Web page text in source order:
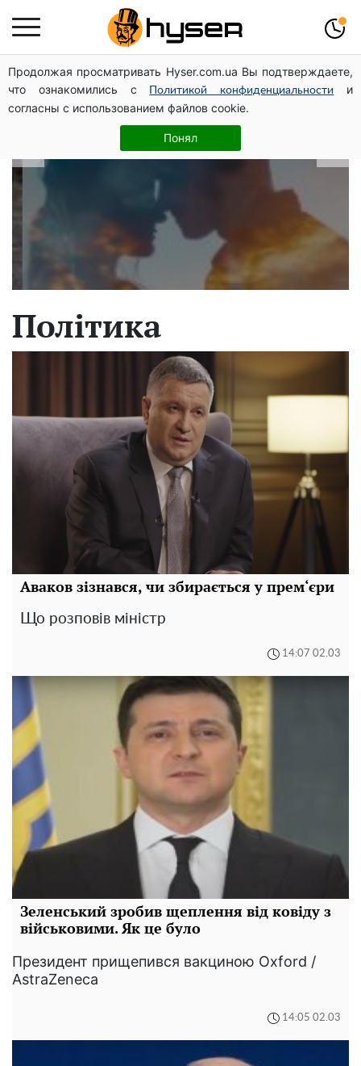
Продолжая просматривать Hyser.com.ua Вы подтверждаете,
что ознакомились с
Политикой конфиденциальности
и
согласны с использованием файлов cookie.
Понял
В які дати народжуються найвірніші
чоловіки: краще одразу перевірити,
щоб потім не страждати
Політика
Аваков зізнався, чи збирається у прем‘єри
Що розповів міністр
14:07 02.03
Зеленський зробив щеплення від ковіду з
військовими. Як це було
Президент прищепився вакциною Oxford /
AstraZeneca
14:05 02.03